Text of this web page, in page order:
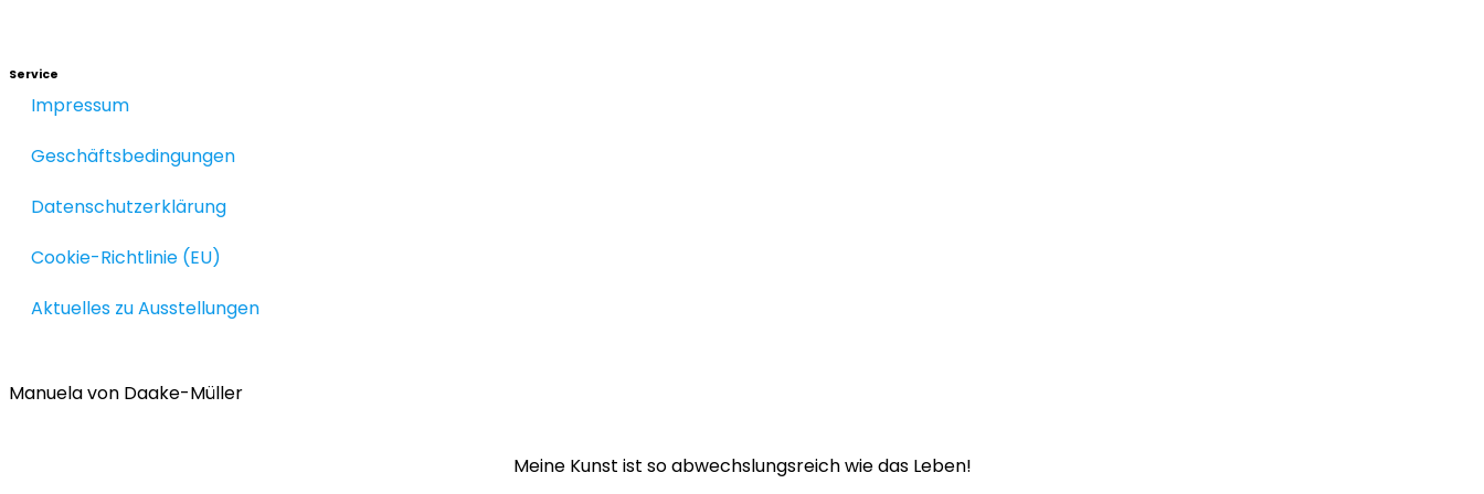
Service
Impressum
Geschäftsbedingungen
Datenschutzerklärung
Cookie-Richtlinie (EU)
Aktuelles zu Ausstellungen
Manuela von Daake-Müller
Meine Kunst ist so abwechslungsreich wie das Leben!